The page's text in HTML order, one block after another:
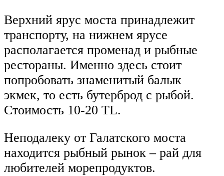
Верхний ярус моста принадлежит
транспорту, на нижнем ярусе
располагается променад и рыбные
рестораны. Именно здесь стоит
попробовать знаменитый балык
экмек, то есть бутерброд с рыбой.
Стоимость 10-20 TL.
Неподалеку от Галатского моста
находится рыбный рынок – рай для
любителей морепродуктов.